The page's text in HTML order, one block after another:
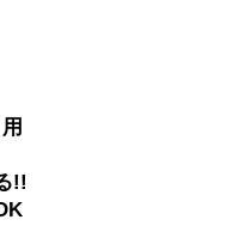
!!